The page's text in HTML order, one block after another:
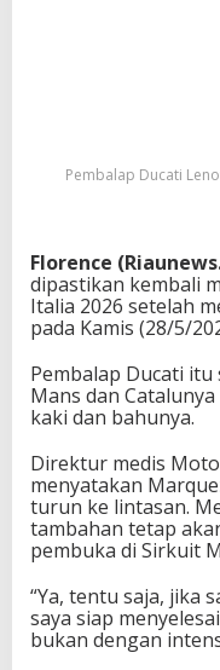
Pembalap Ducati
Florence
dipastikan kembali
Italia 2026 setelah
pada Kamis (28/5/
Pembalap Ducati itu
Mans dan
kaki dan bahunya.
Direktur medis
menyatakan
turun ke lintasan.
tambahan tetap
pembuka di Sirkuit
“Ya, tentu saja, jika
saya siap
bukan dengan